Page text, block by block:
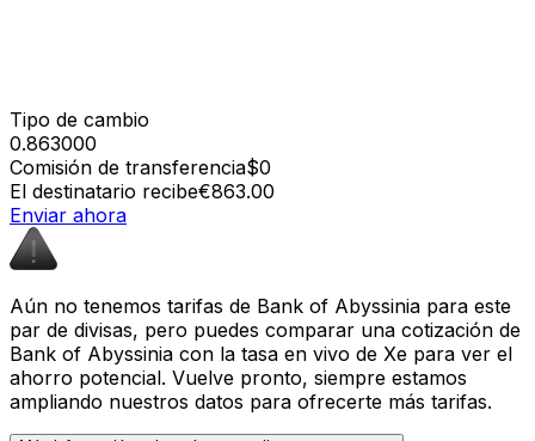
Tipo de cambio
0.863000
Comisión de transferencia$0
El destinatario recibe€863.00
Enviar ahora
Aún no tenemos tarifas de Bank of Abyssinia para este
par de divisas, pero puedes comparar una cotización de
Bank of Abyssinia con la tasa en vivo de Xe para ver el
ahorro potencial. Vuelve pronto, siempre estamos
ampliando nuestros datos para ofrecerte más tarifas.